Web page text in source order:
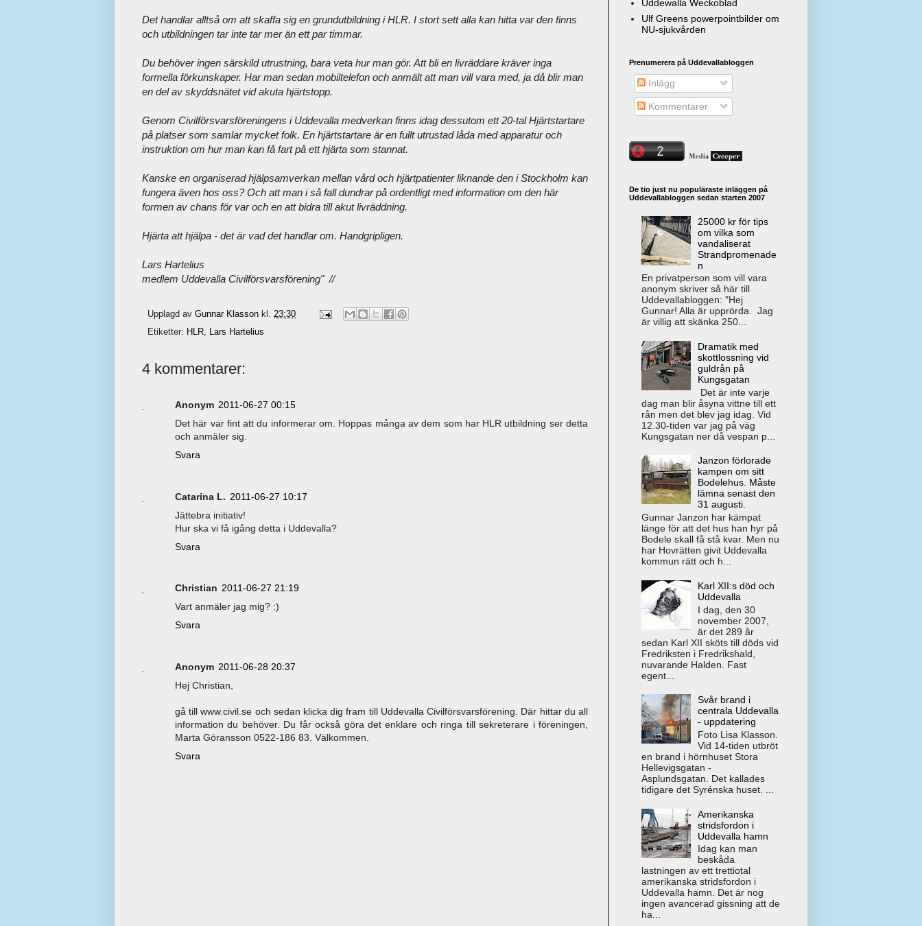
Det handlar alltså om att skaffa sig en grundutbildning i HLR. I stort sett alla kan hitta var den finns
och utbildningen tar inte tar mer än ett par timmar.
Du behöver ingen särskild utrustning, bara veta hur man gör. Att bli en livräddare kräver inga
formella förkunskaper. Har man sedan mobiltelefon och anmält att man vill vara med, ja då blir man
en del av skyddsnätet vid akuta hjärtstopp.
Genom Civilförsvarsföreningens i Uddevalla medverkan finns idag dessutom ett 20-tal Hjärtstartare
på platser som samlar mycket folk. En hjärtstartare är en fullt utrustad låda med apparatur och
instruktion om hur man kan få fart på ett hjärta som stannat.
Kanske en organiserad hjälpsamverkan mellan vård och hjärtpatienter liknande den i Stockholm kan
fungera även hos oss? Och att man i så fall dundrar på ordentligt med information om den här
formen av chans för var och en att bidra till akut livräddning.
Hjärta att hjälpa - det är vad det handlar om. Handgripligen.
Lars Hartelius
medlem Uddevalla Civilförsvarsförening" //
Upplagd av Gunnar Klasson kl. 23:30
Etiketter: HLR, Lars Hartelius
4 kommentarer:
Anonym 2011-06-27 00:15
Det här var fint att du informerar om. Hoppas många av dem som har HLR utbildning ser detta
och anmäler sig.
Svara
Catarina L. 2011-06-27 10:17
Jättebra initiativ!
Hur ska vi få igång detta i Uddevalla?
Svara
Christian 2011-06-27 21:19
Vart anmäler jag mig? :)
Svara
Anonym 2011-06-28 20:37
Hej Christian,
gå till www.civil.se och sedan klicka dig fram till Uddevalla Civilförsvarsförening. Där hittar du all
information du behöver. Du får också göra det enklare och ringa till sekreterare i föreningen,
Marta Göransson 0522-186 83. Välkommen.
Svara
Uddewalla Weckoblad
Ulf Greens powerpointbilder om
NU-sjukvården
Prenumerera på Uddevallabloggen
Inlägg
Kommentarer
De tio just nu populäraste inläggen på
Uddevallabloggen sedan starten 2007
25000 kr för tips
om vilka som
vandaliserat
Strandpromenade
n
En privatperson som vill vara
anonym skriver så här till
Uddevallabloggen: "Hej
Gunnar! Alla är upprörda. Jag
är villig att skänka 250...
Dramatik med
skottlossning vid
guldrån på
Kungsgatan
Det är inte varje
dag man blir åsyna vittne till ett
rån men det blev jag idag. Vid
12.30-tiden var jag på väg
Kungsgatan ner då vespan p...
Janzon förlorade
kampen om sitt
Bodelehus. Måste
lämna senast den
31 augusti.
Gunnar Janzon har kämpat
länge för att det hus han hyr på
Bodele skall få stå kvar. Men nu
har Hovrätten givit Uddevalla
kommun rätt och h...
Karl XII:s död och
Uddevalla
I dag, den 30
november 2007,
är det 289 år
sedan Karl XII sköts till döds vid
Fredriksten i Fredrikshald,
nuvarande Halden. Fast
egent...
Svår brand i
centrala Uddevalla
- uppdatering
Foto Lisa Klasson.
Vid 14-tiden utbröt
en brand i hörnhuset Stora
Hellevigsgatan -
Asplundsgatan. Det kallades
tidigare det Syrénska huset. ...
Amerikanska
stridsfordon i
Uddevalla hamn
Idag kan man
beskåda
lastningen av ett trettiotal
amerikanska stridsfordon i
Uddevalla hamn. Det är nog
ingen avancerad gissning att de
ha...